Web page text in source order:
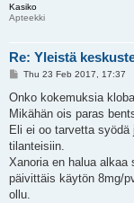
Kasiko
Apteekki
Re: Yleistä
P
s
Thu 23 Feb 2017, 17:37
Onko kokemuksia
Mikähän ois paras
Eli ei oo tarvetta
tilanteisiin.
Xanoria en halua alkaa
päivittäis käytön 8mg/
ollu.